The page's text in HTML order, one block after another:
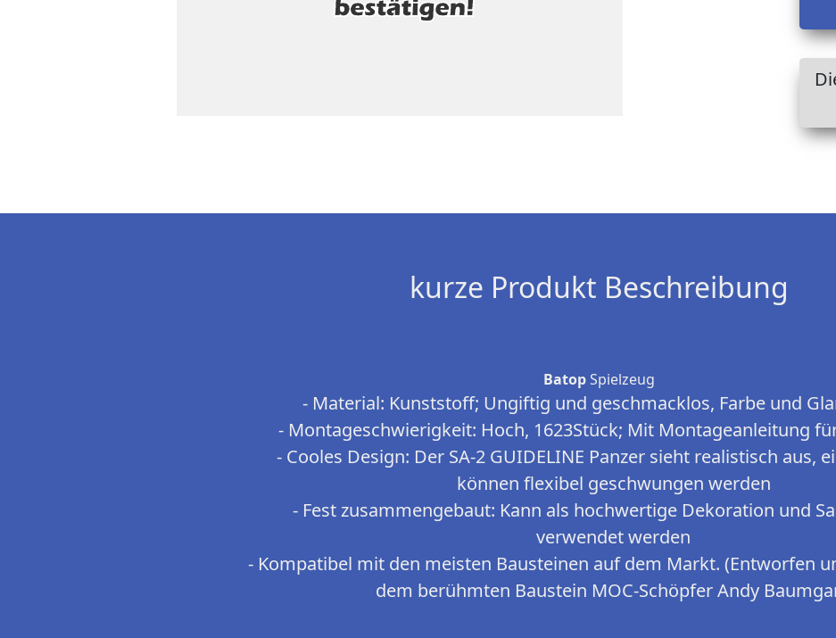
kurze Produkt Beschreibung
BatopSpielzeug
- Material: Kunststoff; Ungiftig und geschmacklos, Farbe und
- Montageschwierigkeit: Hoch, 1623Stück; Mit Montageanleitung
- Cooles Design: Der SA-2 GUIDELINE Panzer sieht realistisch aus,
können flexibel geschwungen werden
- Fest zusammengebaut: Kann als hochwertige Dekoration und
verwendet werden
- Kompatibel mit den meisten Bausteinen auf dem Markt. (Entworfen
dem berühmten Baustein MOC-Schöpfer Andy